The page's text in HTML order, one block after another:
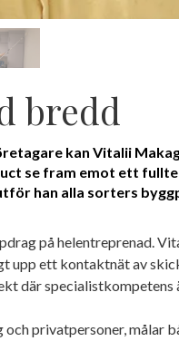
bredd
kan Vitalii
se fram emot ett
han alla sorters
på helentreprenad.
upp ett kontaktnät av
där specialistkompetens
privatpersoner, målar